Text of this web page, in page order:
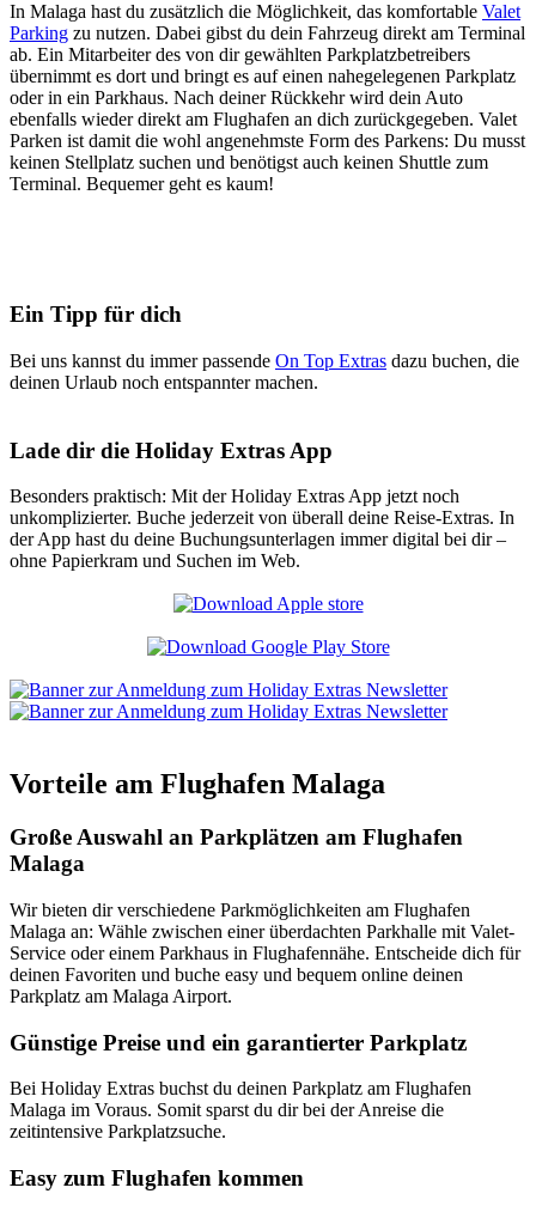
In Malaga hast du zusätzlich die Möglichkeit, das komfortable Valet
Parking zu nutzen. Dabei gibst du dein Fahrzeug direkt am Terminal
ab. Ein Mitarbeiter des von dir gewählten Parkplatzbetreibers
übernimmt es dort und bringt es auf einen nahegelegenen Parkplatz
oder in ein Parkhaus. Nach deiner Rückkehr wird dein Auto
ebenfalls wieder direkt am Flughafen an dich zurückgegeben. Valet
Parken ist damit die wohl angenehmste Form des Parkens: Du musst
keinen Stellplatz suchen und benötigst auch keinen Shuttle zum
Terminal. Bequemer geht es kaum!
Ein Tipp für dich
Bei uns kannst du immer passende On Top Extras dazu buchen, die
deinen Urlaub noch entspannter machen.
Lade dir die Holiday Extras App
Besonders praktisch: Mit der Holiday Extras App jetzt noch
unkomplizierter. Buche jederzeit von überall deine Reise-Extras. In
der App hast du deine Buchungsunterlagen immer digital bei dir –
ohne Papierkram und Suchen im Web.
Vorteile am Flughafen Malaga
Große Auswahl an Parkplätzen am Flughafen
Malaga
Wir bieten dir verschiedene Parkmöglichkeiten am Flughafen
Malaga an: Wähle zwischen einer überdachten Parkhalle mit Valet-
Service oder einem Parkhaus in Flughafennähe. Entscheide dich für
deinen Favoriten und buche easy und bequem online deinen
Parkplatz am Malaga Airport.
Günstige Preise und ein garantierter Parkplatz
Bei Holiday Extras buchst du deinen Parkplatz am Flughafen
Malaga im Voraus. Somit sparst du dir bei der Anreise die
zeitintensive Parkplatzsuche.
Easy zum Flughafen kommen